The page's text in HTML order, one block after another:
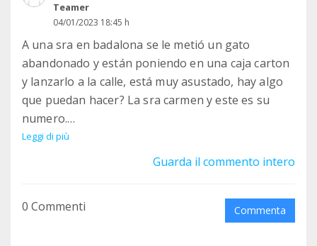
Teamer
04/01/2023 18:45 h
A una sra en badalona se le metió un gato
abandonado y están poniendo en una caja carton
y lanzarlo a la calle, está muy asustado, hay algo
que puedan hacer? La sra carmen y este es su
numero.
+34 656 92 43 43
Leggi di più
Guarda il commento intero
0 Commenti Commenta